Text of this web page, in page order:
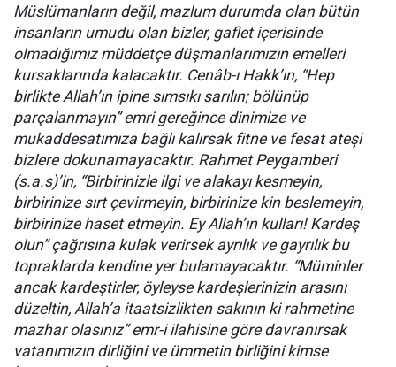
Müslümanların değil, mazlum durumda olan bütün
insanların umudu olan bizler, gaflet içerisinde
olmadığımız müddetçe düşmanlarımızın emelleri
kursaklarında kalacaktır. Cenâb-ı Hakk’ın, “Hep
birlikte Allah’ın ipine sımsıkı sarılın; bölünüp
parçalanmayın” emri gereğince dinimize ve
mukaddesatımıza bağlı kalırsak fitne ve fesat ateşi
bizlere dokunamayacaktır. Rahmet Peygamberi
(s.a.s)’in, “Birbirinizle ilgi ve alakayı kesmeyin,
birbirinize sırt çevirmeyin, birbirinize kin beslemeyin,
birbirinize haset etmeyin. Ey Allah’ın kulları! Kardeş
olun” çağrısına kulak verirsek ayrılık ve gayrılık bu
topraklarda kendine yer bulamayacaktır. “Müminler
ancak kardeştirler, öyleyse kardeşlerinizin arasını
düzeltin, Allah’a itaatsizlikten sakının ki rahmetine
mazhar olasınız” emr-i ilahisine göre davranırsak
vatanımızın dirliğini ve ümmetin birliğini kimse